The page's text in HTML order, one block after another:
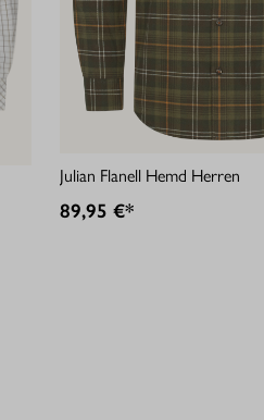
Julian Flanell Hemd Herren
89,95 €*